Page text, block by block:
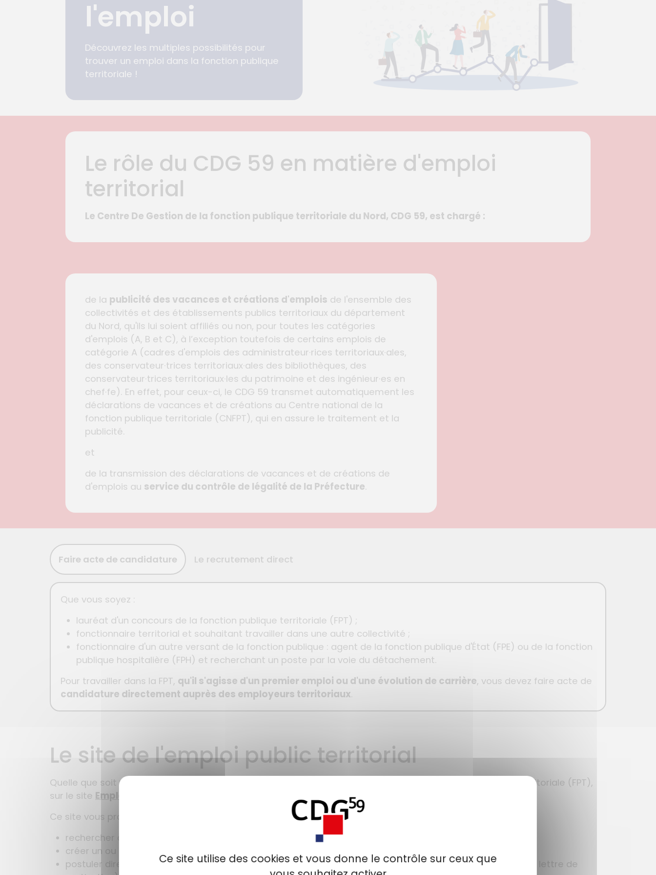
l'emploi
Découvrez les multiples possibilités pour
trouver un emploi dans la fonction publique
territoriale !
Le rôle du CDG 59 en matière d'emploi
territorial
Le Centre De Gestion de la fonction publique territoriale du Nord, CDG 59, est chargé :
de la publicité des vacances et créations d'emplois de l'ensemble des
collectivités et des établissements publics territoriaux du département
du Nord, qu'ils lui soient affiliés ou non, pour toutes les catégories
d'emplois (A, B et C), à l’exception toutefois de certains emplois de
catégorie A (cadres d'emplois des administrateur·rices territoriaux·ales,
des conservateur·trices territoriaux·ales des bibliothèques, des
conservateur·trices territoriaux·les du patrimoine et des ingénieur·es en
chef·fe). En effet, pour ceux-ci, le CDG 59 transmet automatiquement les
déclarations de vacances et de créations au Centre national de la
fonction publique territoriale (CNFPT), qui en assure le traitement et la
publicité.
et
de la transmission des déclarations de vacances et de créations de
d'emplois au service du contrôle de légalité de la Préfecture.
Faire acte de candidature Le recrutement direct
Que vous soyez :
lauréat d'un concours de la fonction publique territoriale (FPT) ;
fonctionnaire territorial et souhaitant travailler dans une autre collectivité ;
fonctionnaire d'un autre versant de la fonction publique : agent de la fonction publique d'État (FPE) ou de la fonction
publique hospitalière (FPH) et recherchant un poste par la voie du détachement.
Pour travailler dans la FPT, qu'il s'agisse d'un premier emploi ou d'une évolution de carrière, vous devez faire acte de
candidature directement auprès des employeurs territoriaux.
Le site de l'emploi public territorial
Quelle que soit votre situation, vous pouvez consulter toutes les offres d'emplois de la fonction publique territoriale (FPT),
sur le site Emploi-territorial
Ce site vous propose de :
rechercher des offres d'emplois,
créer un ou plusieurs profils demandeur,
postuler directement en ligne auprès des employeur·ses ou envoyer votre dossier de candidature (CV et lettre de
Ce site utilise des cookies et vous donne le contrôle sur ceux que